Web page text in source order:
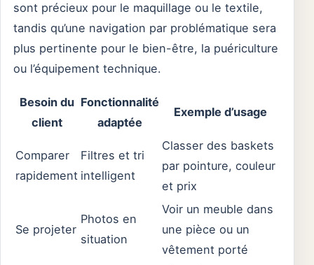
sont précieux pour le maquillage ou le textile,
tandis qu’une navigation par problématique sera
plus pertinente pour le bien-être, la puériculture
ou l’équipement technique.
Besoin du
client
Fonctionnalité
adaptée
Exemple d’usage
Comparer
rapidement
Filtres et tri
intelligent
Classer des baskets
par pointure, couleur
et prix
Se projeter
Photos en
situation
Voir un meuble dans
une pièce ou un
vêtement porté